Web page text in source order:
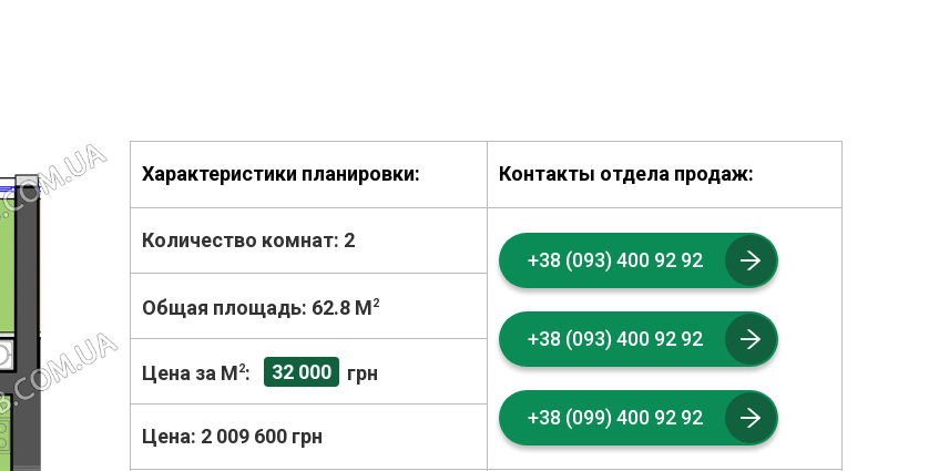
Характеристики планировки:
Количество комнат: 2
Общая площадь: 62.8 M2
Цена за М2: 32 000 грн
Цена: 2 009 600 грн
Контакты отдела продаж:
+38 (093) 400 92 92
+38 (093) 400 92 92
+38 (099) 400 92 92